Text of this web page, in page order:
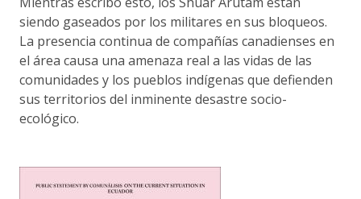
siendo gaseados por los militares en sus bloqueos.
La presencia continua de compañías canadienses en
el área causa una amenaza real a las vidas de las
comunidades y los pueblos indígenas que defienden
sus territorios del inminente desastre socio-
ecológico.